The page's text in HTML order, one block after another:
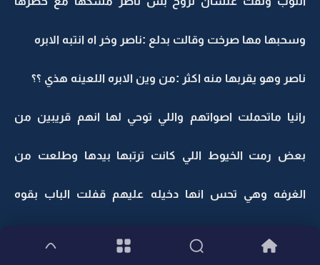
وسحبها مها صرخت وقالت بدلع :ناصر وخر اه انتبه الابره
ناصر وهو يقربها منه اكثر :من وين الابره اللعينه هذي ؟؟
رانيا ماتحملت اصواتهم واللي توحي لها انهم قريبين من
بعض رمت الخيوط اللي كانت ترتبها بيدها وطلعت من
الغرفه وهي تحس انها دخيله عليهم قفلت الباب بقوه